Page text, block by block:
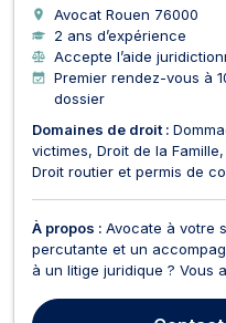
Avocat Rouen 76000
2 ans d’expérience
Accepte l’aide
Premier rendez-vous à
dossier
Domaines de droit :
victimes Droit de la Famille
Droit routier et permis de
À propos : Avocate à votre
percutante et un
à un litige juridique ? Vous
dynamique, je mets mon